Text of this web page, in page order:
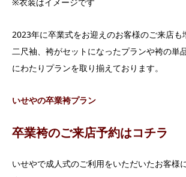
※衣装はイメージです
2023年に卒業式をお迎えのお客様のご来店も
二尺袖、袴がセットになったプランや袴の単
にわたりプランを取り揃えております。
いせやの卒業袴プラン
卒業袴のご来店予約はコチラ
いせやで成人式のご利用をいただいたお客様